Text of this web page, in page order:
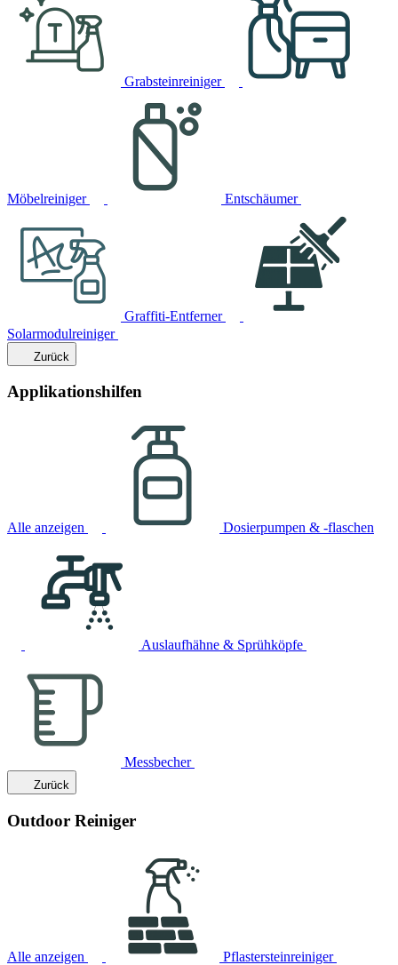
Grabsteinreiniger
Möbelreiniger Entschäumer
Graffiti-Entferner
Solarmodulreiniger
Zurück
Applikationshilfen
Alle anzeigen Dosierpumpen & -flaschen
Auslaufhähne & Sprühköpfe
Messbecher
Zurück
Outdoor Reiniger
Alle anzeigen Pflastersteinreiniger